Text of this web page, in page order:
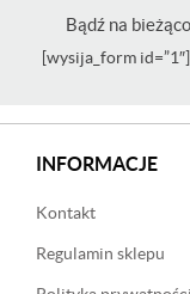
Bądź na
[wysija_form id=”1″]
INFORMACJE
Kontakt
Regulamin sklepu